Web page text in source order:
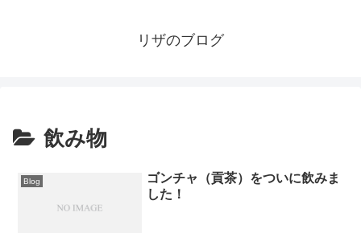
リザのブログ
飲み物
Blog
ゴンチャ（貢茶）をついに飲みま
した！